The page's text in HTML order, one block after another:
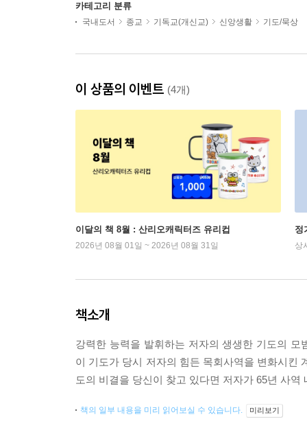
카테고리 분류
국내도서 종교 기독교(개신교) 신앙생활 기도/묵상
이 상품의 이벤트 (4개)
이달의 책 8월 : 산리오캐릭터즈 유리컵
2026년 08월 01일 ~ 2026년 08월 31일
정
상
책소개
강력한 능력을 발휘하는 저자의 생생한 기도의
이 기도가 당시 저자의 힘든 목회사역을 변화시킨
도의 비결을 당신이 찾고 있다면 저자가 65년 사
책의 일부 내용을 미리 읽어보실 수 있습니다. 미리보기